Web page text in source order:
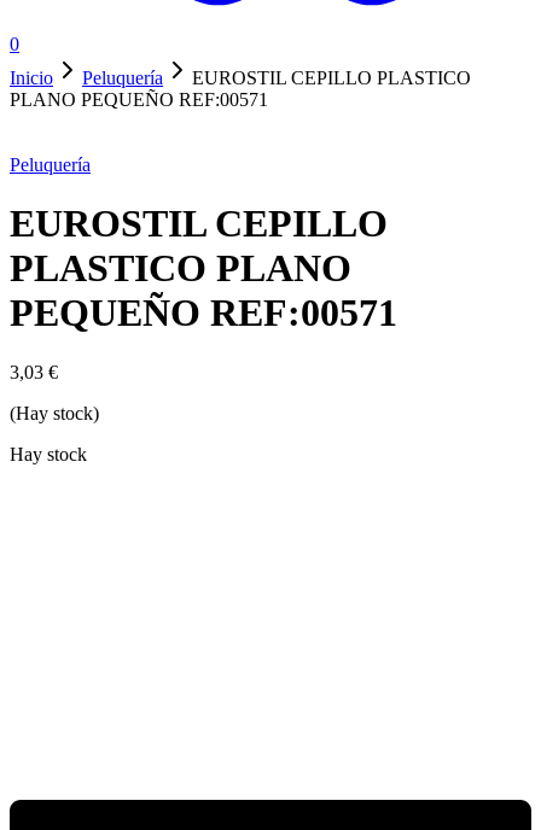
0
Inicio
Peluquería
EUROSTIL CEPILLO PLASTICO
PLANO PEQUEÑO REF:00571
Peluquería
EUROSTIL CEPILLO
PLASTICO PLANO
PEQUEÑO REF:00571
3,03 €
(Hay stock)
Hay stock